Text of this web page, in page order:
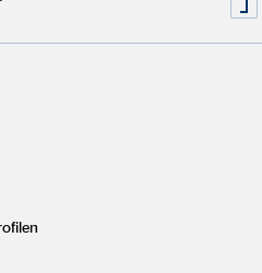
ausnahmsweise
mit unserem Unternehmen
Unternehmen bereit und
Versicherungsprodukte betrifft,
vor der